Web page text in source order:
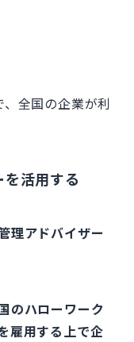
全国の企業が利
活用する
理アドバイザー
のハローワーク
雇用する上で企